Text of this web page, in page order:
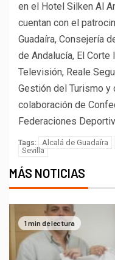
en el Hotel Silken Al
cuentan con el
Guadaíra, Consejería
de Andalucía, El Corte
Televisión, Reale
Gestión del Turismo y
colaboración de
Federaciones
Tags: Alcalá de Guadaíra
Sevilla
MÁS NOTICIAS
1 min de lectura